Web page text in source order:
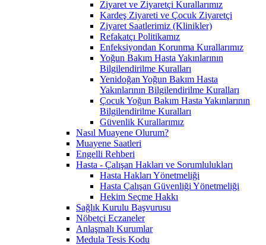
Ziyaret ve Ziyaretçi Kurallarımız
Kardeş Ziyareti ve Çocuk Ziyaretçi
Ziyaret Saatlerimiz (Klinikler)
Refakatçı Politikamız
Enfeksiyondan Korunma Kurallarımız
Yoğun Bakım Hasta Yakınlarının
Bilgilendirilme Kuralları
Yenidoğan Yoğun Bakım Hasta
Yakınlarının Bilgilendirilme Kuralları
Çocuk Yoğun Bakım Hasta Yakınlarının
Bilgilendirilme Kuralları
Güvenlik Kurallarımız
Nasıl Muayene Olurum?
Muayene Saatleri
Engelli Rehberi
Hasta - Çalışan Hakları ve Sorumlulukları
Hasta Hakları Yönetmeliği
Hasta Çalışan Güvenliği Yönetmeliği
Hekim Seçme Hakkı
Sağlık Kurulu Başvurusu
Nöbetçi Eczaneler
Anlaşmalı Kurumlar
Medula Tesis Kodu